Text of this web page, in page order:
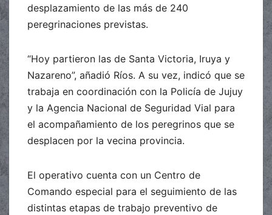
desplazamiento de las más de 240
peregrinaciones previstas.
“Hoy partieron las de Santa Victoria, Iruya y
Nazareno”, añadió Ríos. A su vez, indicó que se
trabaja en coordinación con la Policía de Jujuy
y la Agencia Nacional de Seguridad Vial para
el acompañamiento de los peregrinos que se
desplacen por la vecina provincia.
El operativo cuenta con un Centro de
Comando especial para el seguimiento de las
distintas etapas de trabajo preventivo de